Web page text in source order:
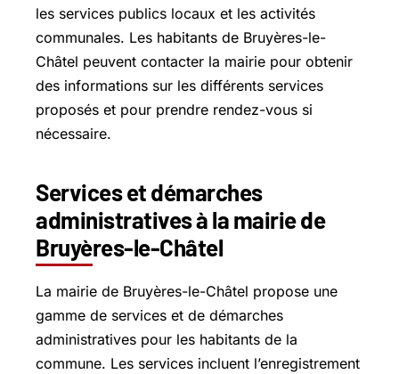
les services publics locaux et les activités
communales. Les habitants de Bruyères-le-
Châtel peuvent contacter la mairie pour obtenir
des informations sur les différents services
proposés et pour prendre rendez-vous si
nécessaire.
Services et démarches
administratives à la mairie de
Bruyères-le-Châtel
La mairie de Bruyères-le-Châtel propose une
gamme de services et de démarches
administratives pour les habitants de la
commune. Les services incluent l’enregistrement